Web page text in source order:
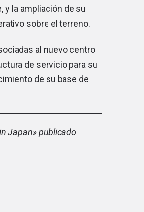
y la ampliación de su
sobre el terreno.
al nuevo centro.
de servicio para su
de su base de
Japan» publicado